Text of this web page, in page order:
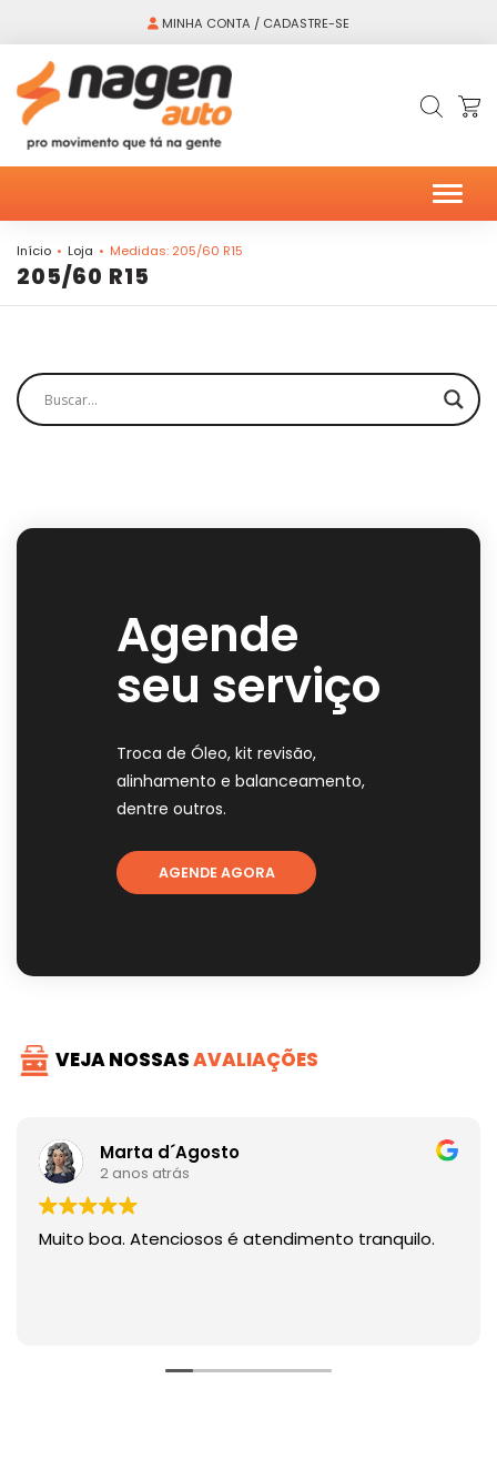
MINHA CONTA / CADASTRE-SE
Início Loja Medidas: 205/60 R15
205/60 R15
Agende
seu serviço
Troca de Óleo, kit revisão,
alinhamento e balanceamento,
dentre outros.
AGENDE AGORA
VEJA NOSSASAVALIAÇÕES
Marta d´Agosto
2 anos atrás
Muito boa. Atenciosos é atendimento tranquilo.